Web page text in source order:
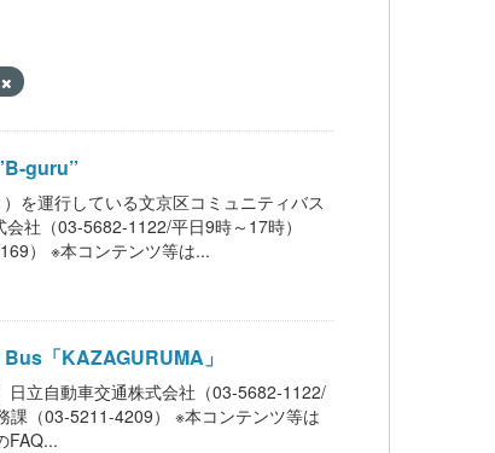
guru”
を運行している文京区コミュニティバス
社（03-5682-1122/平日9時～17時）
） ※本コンテンツ等は...
「KAZAGURUMA」
日立自動車交通株式会社（03-5682-1122/
課（03-5211-4209） ※本コンテンツ等は
FAQ...